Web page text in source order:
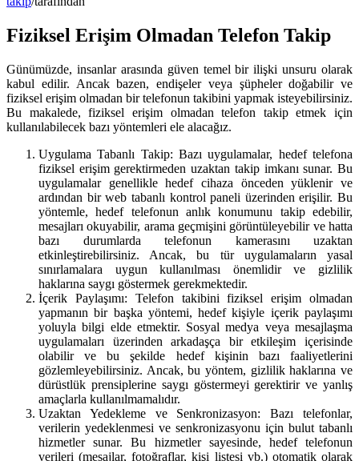
Fiziksel Erişim Olmadan Telefon Takip
Günümüzde, insanlar arasında güven temel bir ilişki unsuru olarak
kabul edilir. Ancak bazen, endişeler veya şüpheler doğabilir ve
fiziksel erişim olmadan bir telefonun takibini yapmak isteyebilirsiniz.
Bu makalede, fiziksel erişim olmadan telefon takip etmek için
kullanılabilecek bazı yöntemleri ele alacağız.
Uygulama Tabanlı Takip: Bazı uygulamalar, hedef telefona
fiziksel erişim gerektirmeden uzaktan takip imkanı sunar. Bu
uygulamalar genellikle hedef cihaza önceden yüklenir ve
ardından bir web tabanlı kontrol paneli üzerinden erişilir. Bu
yöntemle, hedef telefonun anlık konumunu takip edebilir,
mesajları okuyabilir, arama geçmişini görüntüleyebilir ve hatta
bazı durumlarda telefonun kamerasını uzaktan
etkinleştirebilirsiniz. Ancak, bu tür uygulamaların yasal
sınırlamalara uygun kullanılması önemlidir ve gizlilik
haklarına saygı göstermek gerekmektedir.
İçerik Paylaşımı: Telefon takibini fiziksel erişim olmadan
yapmanın bir başka yöntemi, hedef kişiyle içerik paylaşımı
yoluyla bilgi elde etmektir. Sosyal medya veya mesajlaşma
uygulamaları üzerinden arkadaşça bir etkileşim içerisinde
olabilir ve bu şekilde hedef kişinin bazı faaliyetlerini
gözlemleyebilirsiniz. Ancak, bu yöntem, gizlilik haklarına ve
dürüstlük prensiplerine saygı göstermeyi gerektirir ve yanlış
amaçlarla kullanılmamalıdır.
Uzaktan Yedekleme ve Senkronizasyon: Bazı telefonlar,
verilerin yedeklenmesi ve senkronizasyonu için bulut tabanlı
hizmetler sunar. Bu hizmetler sayesinde, hedef telefonun
verileri (mesajlar, fotoğraflar, kişi listesi vb.) otomatik olarak